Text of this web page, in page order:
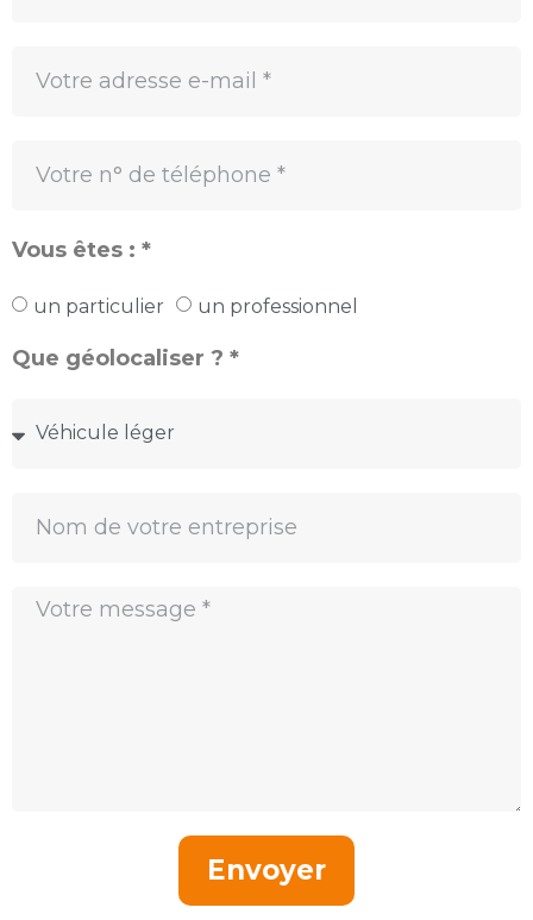
Vous êtes : *
un particulier un professionnel
Que géolocaliser ? *
Envoyer